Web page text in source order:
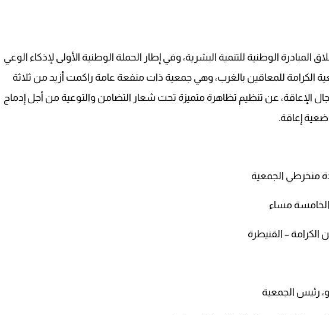
للاشتباه في تورطه في ابتزاز سائحين وممارسة الإرشاد السياحي بدون رخصة
المبادرة الوطنية للتنمية البشرية، وفي إطار الحملة الوطنية الأولى لإذكاء الوعي
الكرامة للمعاقين بالغرب، وهي جمعية ذات منفعة عامة راكمت أزيد من ثلاثة
الإعاقة، عن تنظيم تظاهرة متميزة تحت شعار التضامن والتوعية من أجل إدماج
إعاقة.
الكرامة – القنيطرة
رئيس الجمعية